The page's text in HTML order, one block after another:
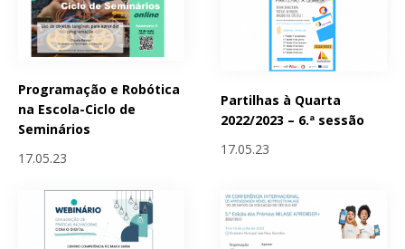
Programação e Robótica
na Escola-Ciclo de
Seminários
17.05.23
Partilhas à Quarta
2022/2023 – 6.ª sessão
17.05.23